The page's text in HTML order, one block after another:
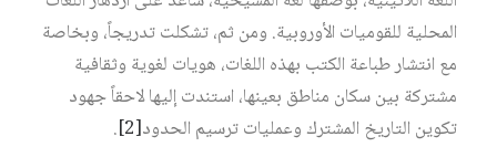
المحلية للقوميات الأوروبية. ومن ثم، تشكلت تدريجاً، وبخاصة
مع انتشار طباعة الكتب بهذه اللغات، هويات لغوية وثقافية
مشتركة بين سكان مناطق بعينها، استندت إليها لاحقاً جهود
تكوين التاريخ المشترك وعمليات ترسيم الحدود‏[2]
.